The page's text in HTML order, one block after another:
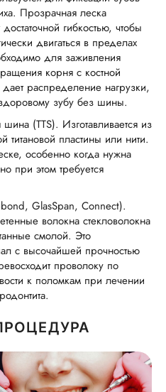
Прозрачная леска
гибкостью, чтобы
двигаться в пределах
для заживления
корня с костной
распределение нагрузки,
зубу без шины.
шина (TTS). Изготавливается из
титановой пластины или нити.
особенно когда нужна
при этом требуется
GlasSpan, Connect).
волокна стекловолокна
смолой. Это
с высочайшей прочностью
проволоку по
к поломкам при лечении